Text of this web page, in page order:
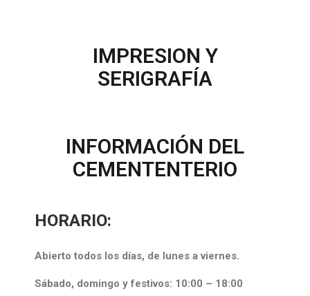
IMPRESION Y
SERIGRAFÍA
INFORMACIÓN DEL
CEMENTENTERIO
HORARIO:
Abierto todos los días, de lunes a viernes.
Sábado, domingo y festivos: 10:00 – 18:00